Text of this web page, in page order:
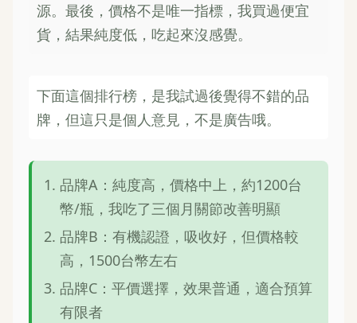
源。最後，價格不是唯一指標，我買過便宜
貨，結果純度低，吃起來沒感覺。
下面這個排行榜，是我試過後覺得不錯的品
牌，但這只是個人意見，不是廣告哦。
品牌A：純度高，價格中上，約1200台
幣/瓶，我吃了三個月關節改善明顯
品牌B：有機認證，吸收好，但價格較
高，1500台幣左右
品牌C：平價選擇，效果普通，適合預算
有限者